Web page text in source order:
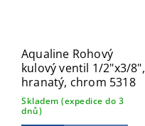
Aqualine Rohový
kulový ventil 1/2"x3/8",
hranatý, chrom 5318
Skladem (expedice do 3
dnů)